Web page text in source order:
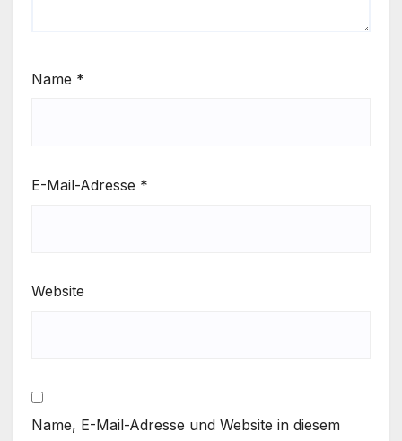
Name *
E-Mail-Adresse *
Website
Name, E-Mail-Adresse und Website in diesem